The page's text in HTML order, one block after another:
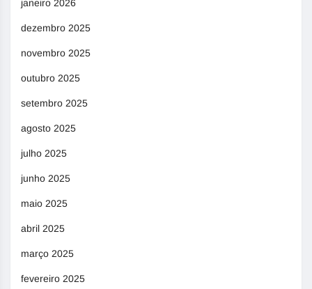
janeiro 2026
dezembro 2025
novembro 2025
outubro 2025
setembro 2025
agosto 2025
julho 2025
junho 2025
maio 2025
abril 2025
março 2025
fevereiro 2025